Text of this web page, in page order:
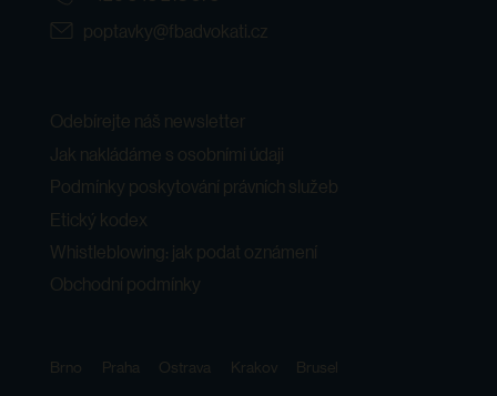
poptavky@fbadvokati.cz
Odebírejte náš newsletter
Jak nakládáme s osobními údaji
Podmínky poskytování právních služeb
Etický kodex
Whistleblowing: jak podat oznámení
Obchodní podmínky
Brno Praha Ostrava Krakov Brusel